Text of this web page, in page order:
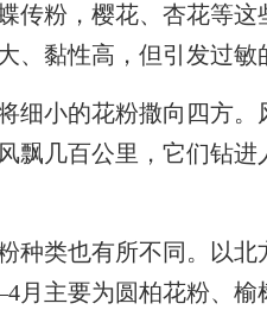
粉，樱花、杏花等这
、黏性高，但引发过敏
小的花粉撒向四方。
飘几百公里，它们钻
类也有所不同。以北
月主要为圆柏花粉、